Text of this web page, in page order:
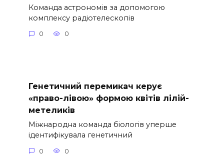
Команда астрономів за допомогою
комплексу радіотелескопів
0 0
Генетичний перемикач керує
«право-лівою» формою квітів лілій-
метеликів
Міжнародна команда біологів уперше
ідентифікувала генетичний
0 0